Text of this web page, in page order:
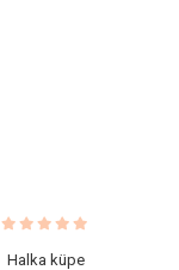
Halka küpe